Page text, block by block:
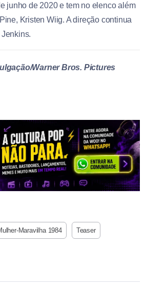
junho de 2020 e tem no elenco além
Kristen Wiig. A direção continua
Warner Bros. Pictures
Maravilha 1984 Teaser